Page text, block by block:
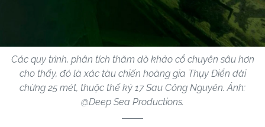
Các quy trình, phân tích thăm dò khảo cổ chuyên sâu hơn
cho thấy, đó là xác tàu chiến hoàng gia Thụy Điển dài
chừng 25 mét, thuộc thế kỷ 17 Sau Công Nguyên. Ảnh:
@Deep Sea Productions.